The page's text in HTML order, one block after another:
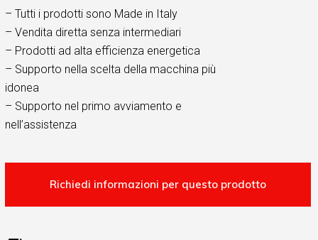
– Tutti i prodotti sono Made in Italy
– Vendita diretta senza intermediari
– Prodotti ad alta efficienza energetica
– Supporto nella scelta della macchina più
idonea
– Supporto nel primo avviamento e
nell’assistenza